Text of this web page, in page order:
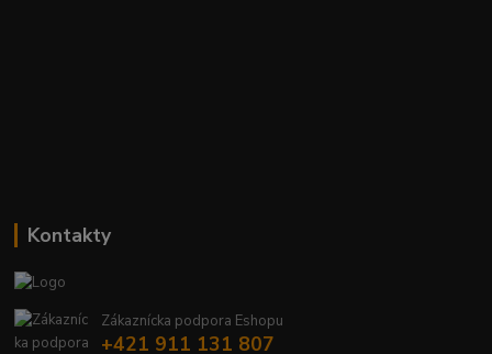
Kontakty
Zákaznícka podpora Eshopu
+421 911 131 807